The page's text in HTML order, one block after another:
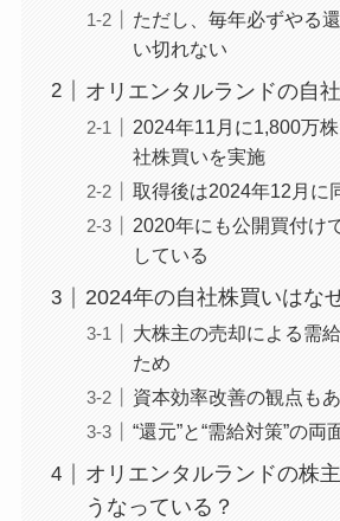
ただし、毎年必ずやる
い切れない
オリエンタルランドの自
2024年11月に1,800万
社株買いを実施
取得後は2024年12月に
2020年にも公開買付け
している
2024年の自社株買いはな
大株主の売却による需
ため
資本効率改善の観点も
“還元”と“需給対策”の両
オリエンタルランドの株
うなっている？